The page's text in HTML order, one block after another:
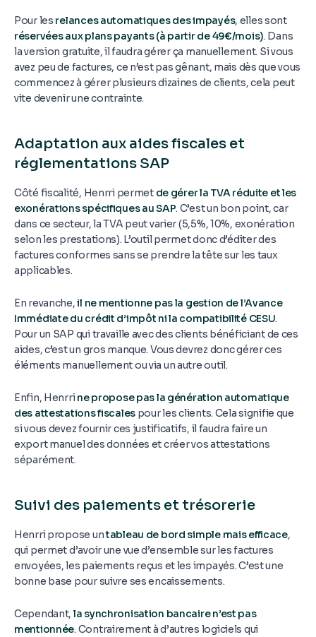
Pour les relances automatiques des impayés, elles sont
réservées aux plans payants (à partir de 49€/mois). Dans
la version gratuite, il faudra gérer ça manuellement. Si vous
avez peu de factures, ce n’est pas gênant, mais dès que vous
commencez à gérer plusieurs dizaines de clients, cela peut
vite devenir une contrainte.
Adaptation aux aides fiscales et
réglementations SAP
Côté fiscalité, Henrri permet de gérer la TVA réduite et les
exonérations spécifiques au SAP. C’est un bon point, car
dans ce secteur, la TVA peut varier (5,5%, 10%, exonération
selon les prestations). L’outil permet donc d’éditer des
factures conformes sans se prendre la tête sur les taux
applicables.
En revanche,il ne mentionne pas la gestion de l’Avance
Immédiate du crédit d’impôt ni la compatibilité CESU.
Pour un SAP qui travaille avec des clients bénéficiant de ces
aides, c’est un gros manque. Vous devrez donc gérer ces
éléments manuellement ou via un autre outil.
Enfin, Henrrine propose pas la génération automatique
des attestations fiscales pour les clients. Cela signifie que
si vous devez fournir ces justificatifs, il faudra faire un
export manuel des données et créer vos attestations
séparément.
Suivi des paiements et trésorerie
Henrri propose untableau de bord simple mais efficace,
qui permet d’avoir une vue d’ensemble sur les factures
envoyées, les paiements reçus et les impayés. C’est une
bonne base pour suivre ses encaissements.
Cependant, la synchronisation bancaire n’est pas
mentionnée. Contrairement à d’autres logiciels qui